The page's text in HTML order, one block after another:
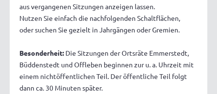
aus vergangenen Sitzungen anzeigen lassen.
Nutzen Sie einfach die nachfolgenden Schaltflächen,
oder suchen Sie gezielt in Jahrgängen oder Gremien.
Besonderheit: Die Sitzungen der Ortsräte Emmerstedt,
Büddenstedt und Offleben beginnen zur u. a. Uhrzeit mit
einem nichtöffentlichen Teil. Der öffentliche Teil folgt
dann ca. 30 Minuten später.